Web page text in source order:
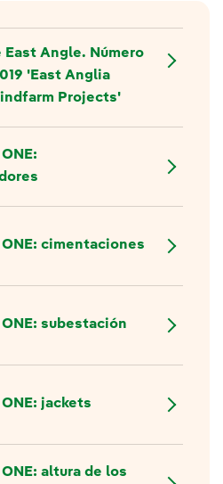
East Angle. Número
'East Anglia
Projects'
cimentaciones
subestación
jackets
altura de los